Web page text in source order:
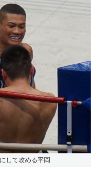
して攻める平岡